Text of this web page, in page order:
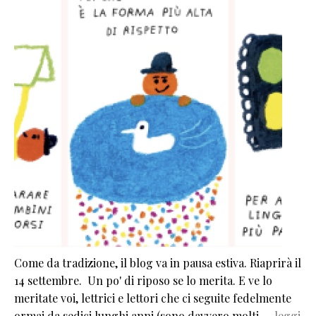
Come da tradizione, il blog va in pausa estiva. Riaprirà il
14 settembre. Un po' di riposo se lo merita. E ve lo
meritate voi, lettrici e lettori che ci seguite fedelmente